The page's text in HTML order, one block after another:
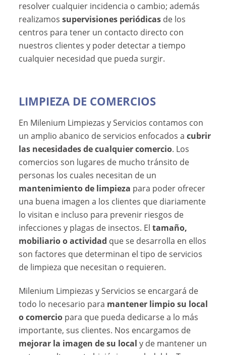
resolver cualquier incidencia o cambio; además
realizamossupervisiones periódicas de los
centros para tener un contacto directo con
nuestros clientes y poder detectar a tiempo
cualquier necesidad que pueda surgir.
LIMPIEZA DE COMERCIOS
En Milenium Limpiezas y Servicios contamos con
un amplio abanico de servicios enfocados acubrir
las necesidades de cualquier comercio. Los
comercios son lugares de mucho tránsito de
personas los cuales necesitan de un
mantenimiento de limpieza para poder ofrecer
una buena imagen a los clientes que diariamente
lo visitan e incluso para prevenir riesgos de
infecciones y plagas de insectos. Eltamaño,
mobiliario o actividad que se desarrolla en ellos
son factores que determinan el tipo de servicios
de limpieza que necesitan o requieren.
Milenium Limpiezas y Servicios se encargará de
todo lo necesario para mantener limpio su local
o comercio para que pueda dedicarse a lo más
importante, sus clientes. Nos encargamos de
mejorar la imagen de su local y de mantener un